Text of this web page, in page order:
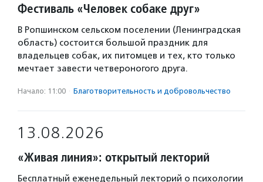
Фестиваль «Человек собаке друг»
В Ропшинском сельском поселении (Ленинградская
область) состоится большой праздник для
владельцев собак, их питомцев и тех, кто только
мечтает завести четвероногого друга.
Начало: 11:00 · Благотвори­тель­ность и доброволь­чест­во
13.08.2026
«Живая линия»: открытый лекторий
Бесплатный еженедельный лекторий о психологии